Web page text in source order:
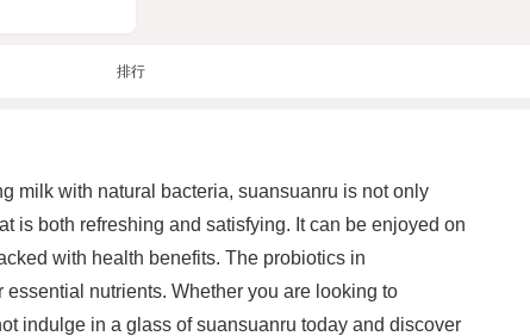
排行
milk with natural bacteria, suansuanru is not only
is both refreshing and satisfying. It can be enjoyed on
with health benefits. The probiotics in
nutrients. Whether you are looking to
indulge in a glass of suansuanru today and discover